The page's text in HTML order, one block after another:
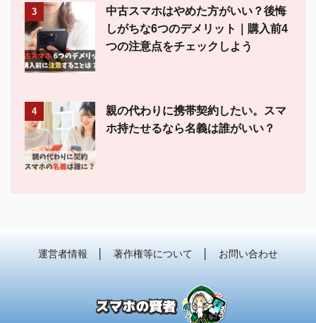
3
中古スマホはやめた方がいい？後悔
しがちな6つのデメリット｜購入前4
つの注意点をチェックしよう
4
親の代わりに携帯契約したい。スマ
ホ持たせるなら名義は誰がいい？
運営者情報 著作権等について お問い合わせ